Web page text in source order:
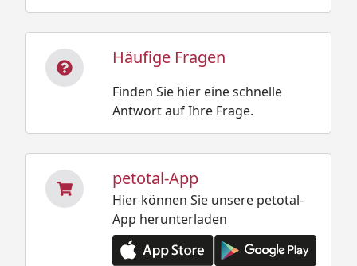
Häufige Fragen
Finden Sie hier eine schnelle
Antwort auf Ihre Frage.
petotal-App
Hier können Sie unsere petotal-
App herunterladen